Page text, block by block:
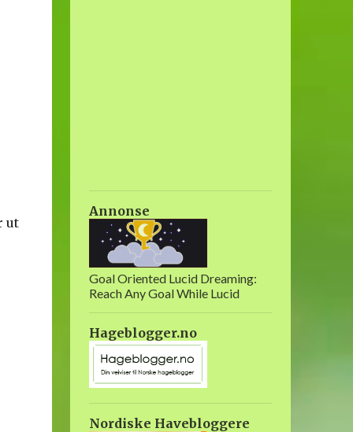
ut
Annonse
Goal Oriented Lucid Dreaming:
Reach Any Goal While Lucid
Hageblogger.no
Nordiske Havebloggere